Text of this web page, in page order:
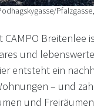
CAMPO Breitenlee
und
entsteht ein
– und
und